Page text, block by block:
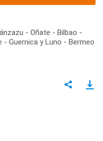
- Oñate - Bilbao -
- Guernica y Luno - Bermeo